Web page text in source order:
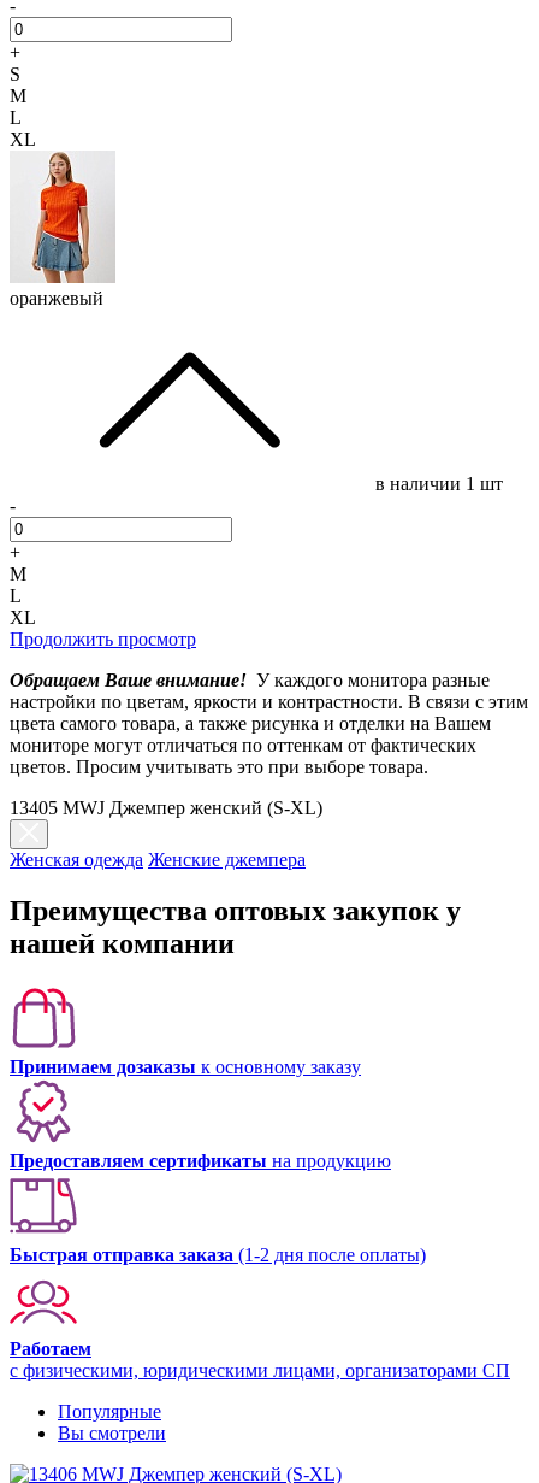
-
+
S
M
L
XL
оранжевый
в наличии 1 шт
-
+
M
L
XL
Продолжить просмотр
Обращаем Ваше внимание! У каждого монитора разные
настройки по цветам, яркости и контрастности. В связи с этим
цвета самого товара, а также рисунка и отделки на Вашем
мониторе могут отличаться по оттенкам от фактических
цветов. Просим учитывать это при выборе товара.
13405 MWJ Джемпер женский (S-XL)
Женская одежда Женские джемпера
Преимущества оптовых закупок у
нашей компании
Принимаем дозаказы к основному заказу
Предоставляем сертификаты на продукцию
Быстрая отправка заказа (1-2 дня после оплаты)
Работаем
с физическими, юридическими лицами, организаторами СП
Популярные
Вы смотрели